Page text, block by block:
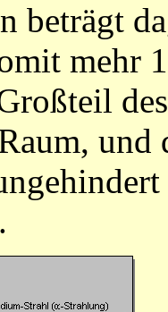
beträgt
mehr